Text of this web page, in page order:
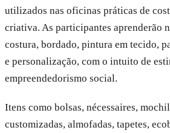
utilizados nas oficinas práticas de
criativa. As participantes aprenderão
costura, bordado, pintura em tecido,
e personalização, com o intuito de
empreendedorismo social.
Itens como bolsas, nécessaires,
customizadas, almofadas, tapetes,